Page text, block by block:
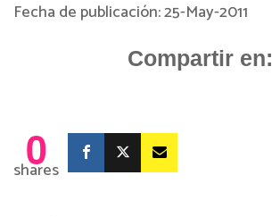
Fecha de publicación: 25-May-2011
Compartir en:
0
shares